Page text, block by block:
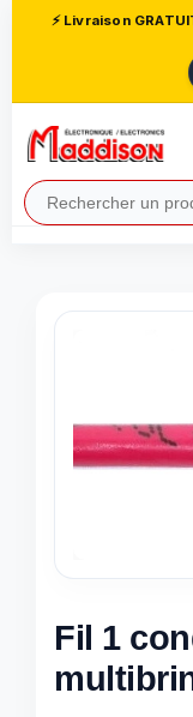
⚡ Livraison
Fil 1